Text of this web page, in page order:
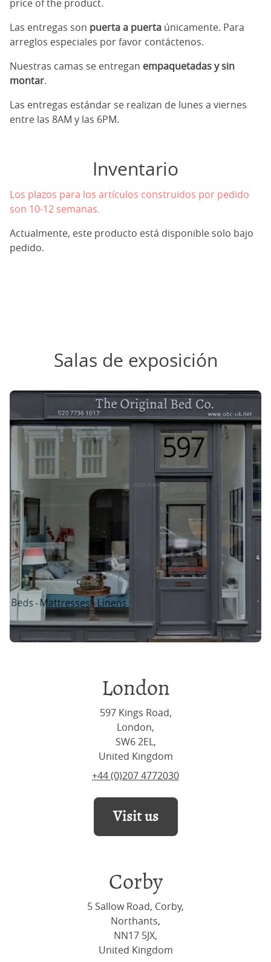
price of the product.
Las entregas son puerta a puerta únicamente. Para
arreglos especiales por favor contáctenos.
Nuestras camas se entregan empaquetadas y sin
montar.
Las entregas estándar se realizan de lunes a viernes
entre las 8AM y las 6PM.
Inventario
Los plazos para los artículos construidos por pedido
son 10-12 semanas.
Actualmente, este producto está disponible solo bajo
pedido.
Salas de exposición
London
597 Kings Road,
London,
SW6 2EL,
United Kingdom
+44 (0)207 4772030
Visit us
Corby
5 Sallow Road, Corby,
Northants,
NN17 5JX,
United Kingdom